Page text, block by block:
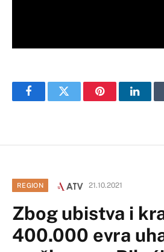
FacebookTwitter Pinterest
REGION 21.10.2021
Zbog ubistva i
400.000 evra